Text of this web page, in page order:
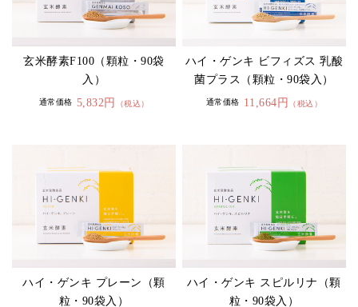
玄米酵素F100（顆粒・90袋
入）
通常価格 5,832円 （税込）
ハイ・ゲンキ ビフィズス 乳酸
菌プラス（顆粒・90袋入）
通常価格 11,664円 （税込）
ハイ・ゲンキ プレーン（顆
粒・90袋入）
ハイ・ゲンキ スピルリナ（顆
粒・90袋入）